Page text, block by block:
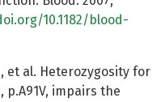
10.1182/blood-
et al. Heterozygosity for
impairs the